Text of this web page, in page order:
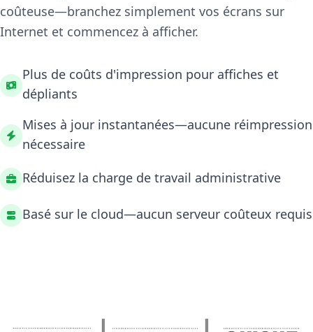
coûteuse—branchez simplement vos écrans sur
Internet et commencez à afficher.
Plus de coûts d'impression pour affiches et
dépliants
Mises à jour instantanées—aucune réimpression
nécessaire
Réduisez la charge de travail administrative
Basé sur le cloud—aucun serveur coûteux requis